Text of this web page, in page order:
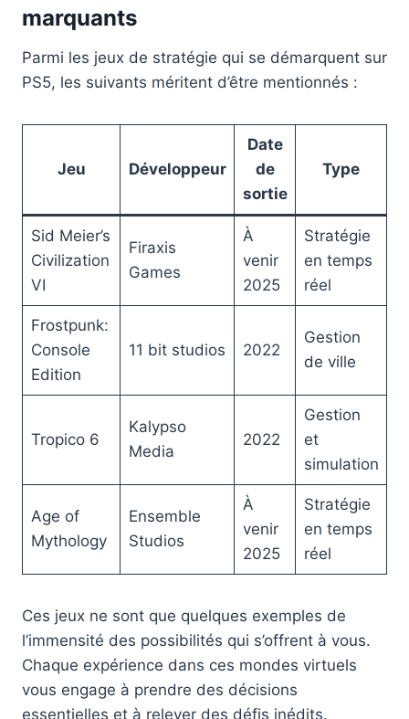
marquants
Parmi les jeux de stratégie qui se démarquent sur
PS5, les suivants méritent d’être mentionnés :
Jeu Développeur
Date
de
sortie
Type
Sid Meier’s
Civilization
VI
Firaxis
Games
À
venir
2025
Stratégie
en temps
réel
Frostpunk:
Console
Edition
11 bit studios 2022
Gestion
de ville
Tropico 6
Kalypso
Media
2022
Gestion
et
simulation
Age of
Mythology
Ensemble
Studios
À
venir
2025
Stratégie
en temps
réel
Ces jeux ne sont que quelques exemples de
l’immensité des possibilités qui s’offrent à vous.
Chaque expérience dans ces mondes virtuels
vous engage à prendre des décisions
essentielles et à relever des défis inédits.